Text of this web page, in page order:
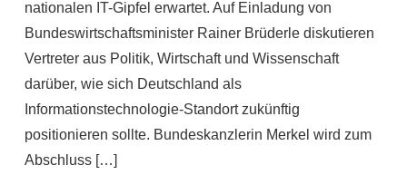
nationalen IT-Gipfel erwartet. Auf Einladung von
Bundeswirtschaftsminister Rainer Brüderle diskutieren
Vertreter aus Politik, Wirtschaft und Wissenschaft
darüber, wie sich Deutschland als
Informationstechnologie-Standort zukünftig
positionieren sollte. Bundeskanzlerin Merkel wird zum
Abschluss […]